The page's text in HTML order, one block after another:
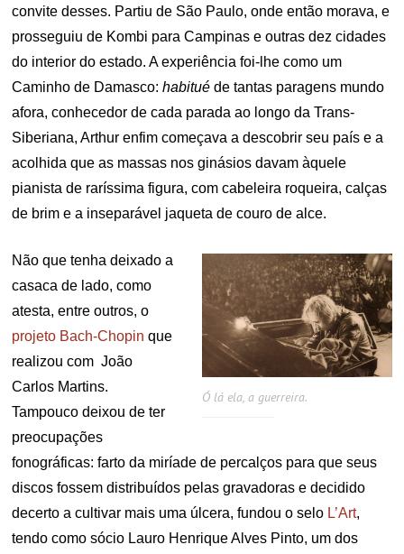
convite desses. Partiu de São Paulo, onde então morava, e
prosseguiu de Kombi para Campinas e outras dez cidades
do interior do estado. A experiência foi-lhe como um
Caminho de Damasco:habitué de tantas paragens mundo
afora, conhecedor de cada parada ao longo da Trans-
Siberiana, Arthur enfim começava a descobrir seu país e a
acolhida que as massas nos ginásios davam àquele
pianista de raríssima figura, com cabeleira roqueira, calças
de brim e a inseparável jaqueta de couro de alce.
Ó lá ela, a guerreira.
Não que tenha deixado a
casaca de lado, como
atesta, entre outros, o
projeto Bach-Chopin que
realizou com João
Carlos Martins.
Tampouco deixou de ter
preocupações
fonográficas: farto da miríade de percalços para que seus
discos fossem distribuídos pelas gravadoras e decidido
decerto a cultivar mais uma úlcera, fundou o selo L’Art,
tendo como sócio Lauro Henrique Alves Pinto, um dos